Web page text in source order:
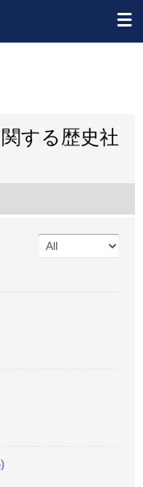
する歴史社